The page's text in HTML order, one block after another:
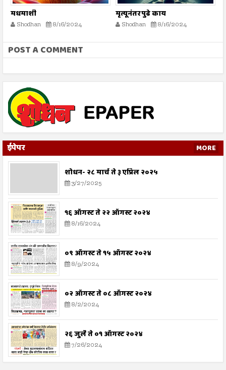
मधमाशी
Shodhan 8/16/2024
मृत्यूनंतर पुढे काय
Shodhan 8/16/2024
POST A COMMENT
ईपेपर MORE
शोधन- २८ मार्च ते ३ एप्रिल २०२५
3/27/2025
१६ ऑगस्ट ते २२ ऑगस्ट २०२४
8/16/2024
०९ ऑगस्ट ते १५ ऑगस्ट २०२४
8/9/2024
०२ ऑगस्ट ते ०८ ऑगस्ट २०२४
8/2/2024
२६ जुलै ते ०१ ऑगस्ट २०२४
7/26/2024